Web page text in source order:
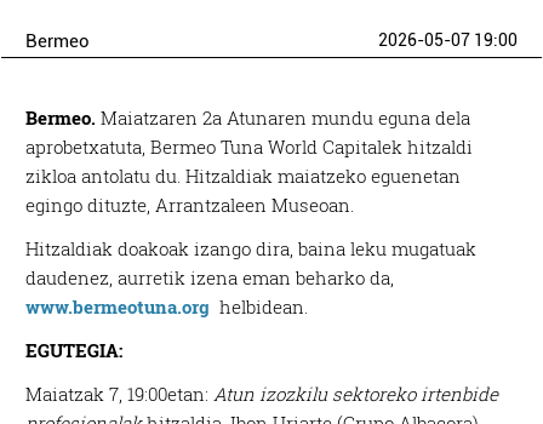
Bermeo 2026-05-07 19:00
Bermeo. Maiatzaren 2a Atunaren mundu eguna dela
aprobetxatuta, Bermeo Tuna World Capitalek hitzaldi
zikloa antolatu du. Hitzaldiak maiatzeko eguenetan
egingo dituzte, Arrantzaleen Museoan.
Hitzaldiak doakoak izango dira, baina leku mugatuak
daudenez, aurretik izena eman beharko da,
www.bermeotuna.org helbidean.
EGUTEGIA:
Maiatzak 7, 19:00etan: Atun izozkilu sektoreko irtenbide